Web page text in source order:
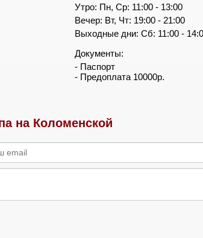
Утро: Пн, Ср: 11:00 - 13:00
Вечер: Вт, Чт: 19:00 - 21:00
Выходные дни: Сб: 11:00 -
Документы:
- Паспорт
- Предоплата 10000р.
на Коломенской